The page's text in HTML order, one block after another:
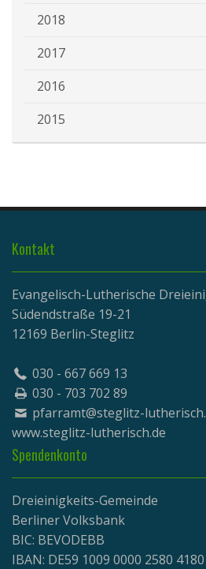
2018
2017
2016
2015
Kontakt
Evangelisch-Lutherische
Südendstraße 19-21
12169 Berlin-Steglitz
030 - 667 669 13
030 - 703 702 89
pfarramt@steglitz-
www.steglitz-lutherisch.de
Spendenkonto
Dreieinigkeits-Gemeinde
Berliner Volksbank
BIC: BEVODEBB
IBAN: DE59 1009 0000 2580